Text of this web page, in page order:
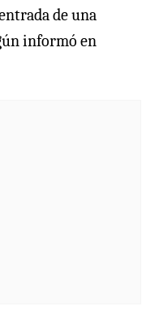
de una
informó en